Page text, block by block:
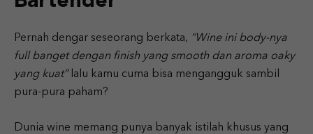
Pernah dengar seseorang berkata, “Wine ini body-nya
full banget dengan finish yang smooth dan aroma oaky
yang kuat”lalu kamu cuma bisa mengangguk sambil
pura-pura paham?
Dunia wine memang punya banyak istilah khusus yang